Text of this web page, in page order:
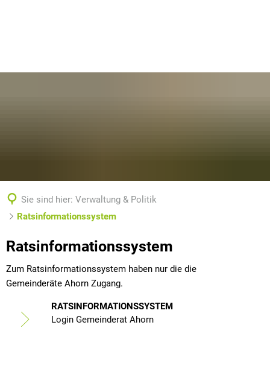
Sie sind hier: Verwaltung & Politik
Ratsinformationssystem
Ratsinformationssystem
Ratsinformationssystem
Zum Ratsinformationssystem haben nur die die
Gemeinderäte Ahorn Zugang.
RATSINFORMATIONSSYSTEM
Login Gemeinderat Ahorn